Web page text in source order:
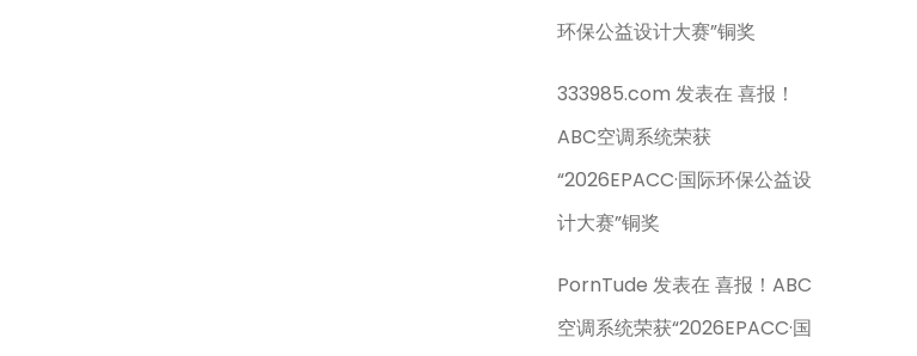
环保公益设计大赛”铜奖
333985.com 发表在喜报！
ABC空调系统荣获
“2026EPACC·国际环保公益设
计大赛”铜奖
PornTude 发表在喜报！ABC
空调系统荣获“2026EPACC·国